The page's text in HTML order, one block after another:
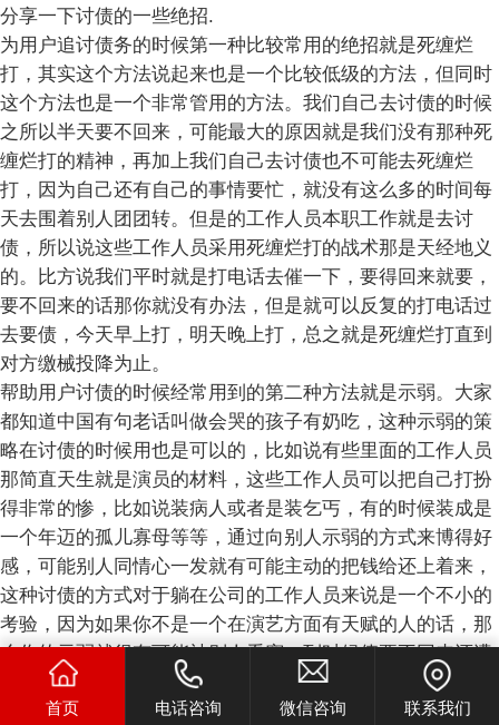
分享一下讨债的一些绝招.
为用户追讨债务的时候第一种比较常用的绝招就是死缠烂
打，其实这个方法说起来也是一个比较低级的方法，但同时
这个方法也是一个非常管用的方法。我们自己去讨债的时候
之所以半天要不回来，可能最大的原因就是我们没有那种死
缠烂打的精神，再加上我们自己去讨债也不可能去死缠烂
打，因为自己还有自己的事情要忙，就没有这么多的时间每
天去围着别人团团转。但是的工作人员本职工作就是去讨
债，所以说这些工作人员采用死缠烂打的战术那是天经地义
的。比方说我们平时就是打电话去催一下，要得回来就要，
要不回来的话那你就没有办法，但是就可以反复的打电话过
去要债，今天早上打，明天晚上打，总之就是死缠烂打直到
对方缴械投降为止。
帮助用户讨债的时候经常用到的第二种方法就是示弱。大家
都知道中国有句老话叫做会哭的孩子有奶吃，这种示弱的策
略在讨债的时候用也是可以的，比如说有些里面的工作人员
那简直天生就是演员的材料，这些工作人员可以把自己打扮
得非常的惨，比如说装病人或者是装乞丐，有的时候装成是
一个年迈的孤儿寡母等等，通过向别人示弱的方式来博得好
感，可能别人同情心一发就有可能主动的把钱给还上着来，
这种讨债的方式对于躺在公司的工作人员来说是一个不小的
考验，因为如果你不是一个在演艺方面有天赋的人的话，那
么你的示弱就很有可能被别人看穿，到时候债要不回来还遭
到别人的心情鄙视。但是你可不要小瞧了的这些工作人员，
这些人大多数都是有很高的演艺才华的，当这些人上场的时
首页 电话咨询 微信咨询 联系我们